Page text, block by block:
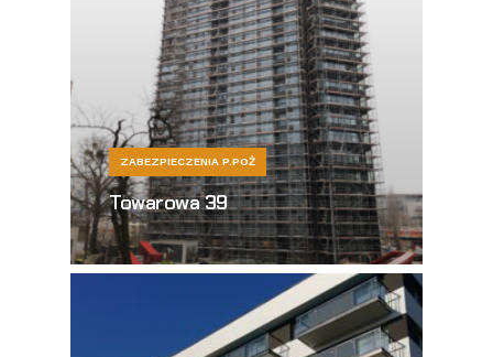
ZABEZPIECZENIA P.POŻ
Towarowa 39